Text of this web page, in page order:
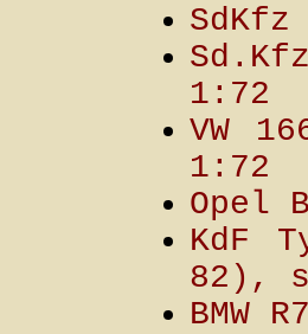
1:72
VW
1:72
Opel
KdF
82),
BMW